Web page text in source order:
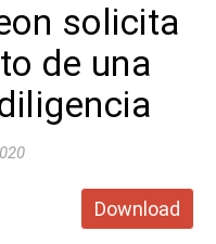
solicita
de una
Download